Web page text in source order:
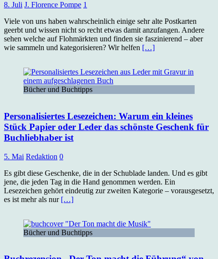
8. Juli J. Florence Pompe 1
Viele von uns haben wahrscheinlich einige sehr alte Postkarten
geerbt und wissen nicht so recht etwas damit anzufangen. Andere
sehen welche auf Flohmärkten und finden sie faszinierend – aber
wie sammeln und kategorisieren? Wir helfen […]
Bücher und Buchtipps
Personalisiertes Lesezeichen: Warum ein kleines
Stück Papier oder Leder das schönste Geschenk für
Buchliebhaber ist
5. Mai Redaktion 0
Es gibt diese Geschenke, die in der Schublade landen. Und es gibt
jene, die jeden Tag in die Hand genommen werden. Ein
Lesezeichen gehört eindeutig zur zweiten Kategorie – vorausgesetzt,
es ist mehr als nur […]
Bücher und Buchtipps